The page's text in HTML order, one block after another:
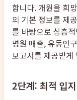
합니다. 개원을 희
의 기본 정보를 제
를 바탕으로 심층적
병원 매출, 유동인
보고서를 제공받게
2단계: 최적 입